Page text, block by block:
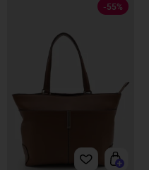
-55%